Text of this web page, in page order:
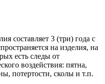
составляет 3 (три) года с
на изделия, на
есть следы от
воздействия: пятна,
потертости, сколы и т.п.